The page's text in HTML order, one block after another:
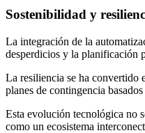
Sostenibilidad y
La integración de la
desperdicios y la planificación
La resiliencia se ha convertido
planes de contingencia
Esta evolución tecnológica no
como un ecosistema